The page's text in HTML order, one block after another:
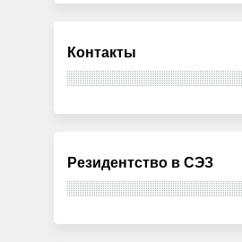
Контакты
Резидентство в СЭЗ